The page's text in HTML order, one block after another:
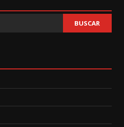
BUSCAR